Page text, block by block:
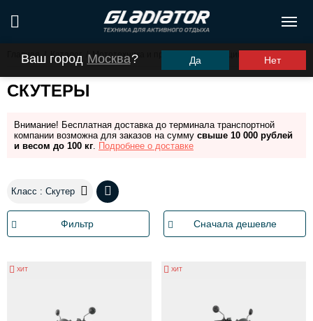
Ваш город Москва? Да Нет
Главная / Каталог Мототехника и прицепы
СКУТЕРЫ
Внимание! Бесплатная доставка до терминала транспортной
компании возможна для заказов на сумму свыше 10 000 рублей
и весом до 100 кг. Подробнее о доставке
Класс : Скутер
Фильтр Сначала дешевле
ХИТ ХИТ